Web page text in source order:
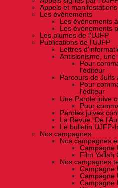
Appels et manifestations
Les événements
Les événements
Les événements
Les plumes de l'UJFP
Publications de l'UJFP
Lettres
Antisionisme,
Pour
l'éditeur
Parcours de Juifs
Pour
l'éditeur
Une Parole juive
Pour
Paroles juives
La Revue "De
Le bulletin UJFP-
Nos campagnes
Nos campagnes
Campagne
Film Yallah
Nos campagnes
Campagne
Campagne
Campagne